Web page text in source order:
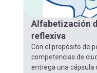
Alfabetización
reflexiva
Con el propósito de
competencias de
entrega una cápsula